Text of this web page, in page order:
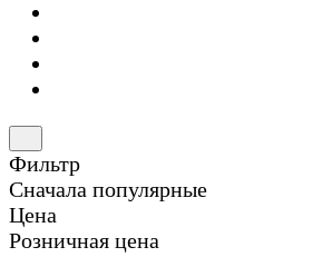
Фильтр
Сначала популярные
Цена
Розничная цена